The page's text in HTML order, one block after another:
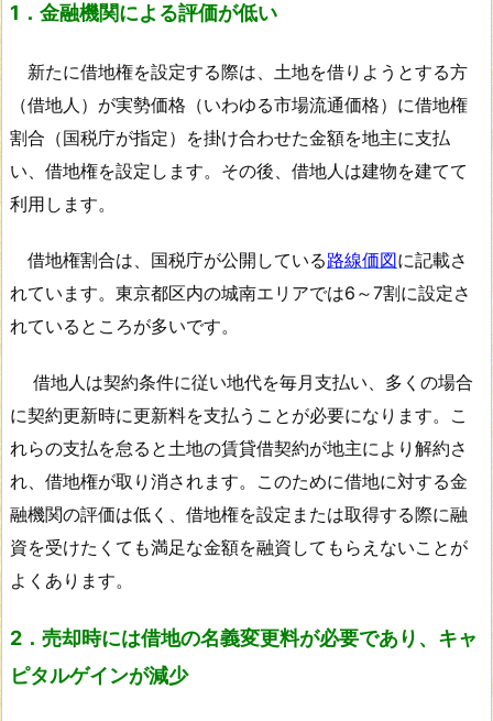
1．金融機関による評価が低い
新たに借地権を設定する際は、土地を借りようとする方
（借地人）が実勢価格（いわゆる市場流通価格）に借地権
割合（国税庁が指定）を掛け合わせた金額を地主に支払
い、借地権を設定します。その後、借地人は建物を建てて
利用します。
借地権割合は、国税庁が公開している路線価図に記載さ
れています。東京都区内の城南エリアでは6～7割に設定さ
れているところが多いです。
借地人は契約条件に従い地代を毎月支払い、多くの場合
に契約更新時に更新料を支払うことが必要になります。こ
れらの支払を怠ると土地の賃貸借契約が地主により解約さ
れ、借地権が取り消されます。このために借地に対する金
融機関の評価は低く、借地権を設定または取得する際に融
資を受けたくても満足な金額を融資してもらえないことが
よくあります。
2．売却時には借地の名義変更料が必要であり、キャ
ピタルゲインが減少